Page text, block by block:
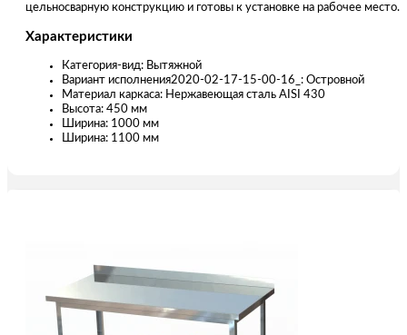
цельносварную конструкцию и готовы к установке на рабочее место.
Характеристики
Категория-вид: Вытяжной
Вариант исполнения2020-02-17-15-00-16_: Островной
Материал каркаса: Нержавеющая сталь AISI 430
Высота: 450 мм
Ширина: 1000 мм
Ширина: 1100 мм